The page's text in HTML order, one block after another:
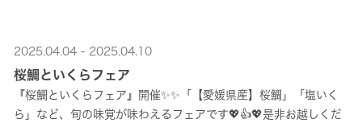
2025.04.04 - 2025.04.10
桜鯛といくらフェア
『桜鯛といくらフェア』開催✨✨「【愛媛県産】桜鯛」「塩いく
ら」など、旬の味覚が味わえるフェアです💖👍💖是非お越しくだ